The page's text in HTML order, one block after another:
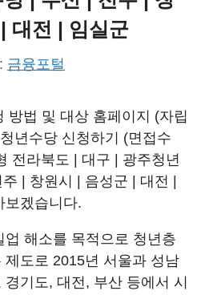
대전 | 임실군
금융포털
방법 및 대상 홈페이지 (자립
년수당 신청하기 (면접수
전라북도 | 대구 | 광주청년
| 창원시 | 음성군 | 대전 |
보겠습니다.
업 해소를 목적으로 청년층
제도로 2015년 서울과 성남
기도, 대전, 부산 등에서 시